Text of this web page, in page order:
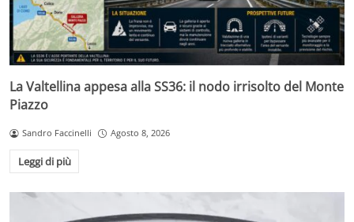
La Valtellina appesa alla SS36: il nodo irrisolto del Monte
Piazzo
Sandro Faccinelli Agosto 8, 2026
Leggi di più